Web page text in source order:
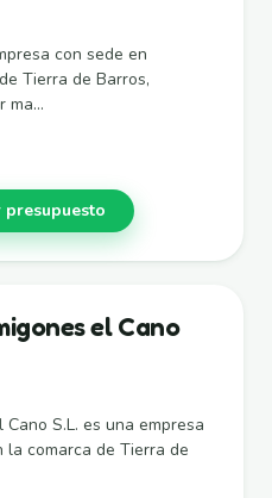
con sede en
Tierra de Barros,
ma...
presupuesto
el Cano
S.L. es una empresa
la comarca de Tierra de